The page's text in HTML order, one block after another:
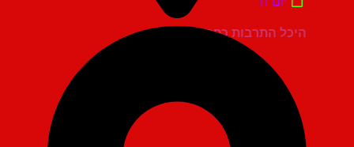
היכל התרבות כפר סבא